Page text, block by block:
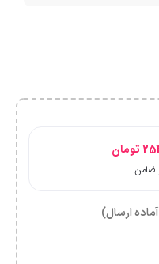
تومان
ارسال)